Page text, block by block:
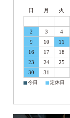
日 月 火
2
3 4
9
10 11
16
17 18
23
24 25
30
31
■今日 ■定休日